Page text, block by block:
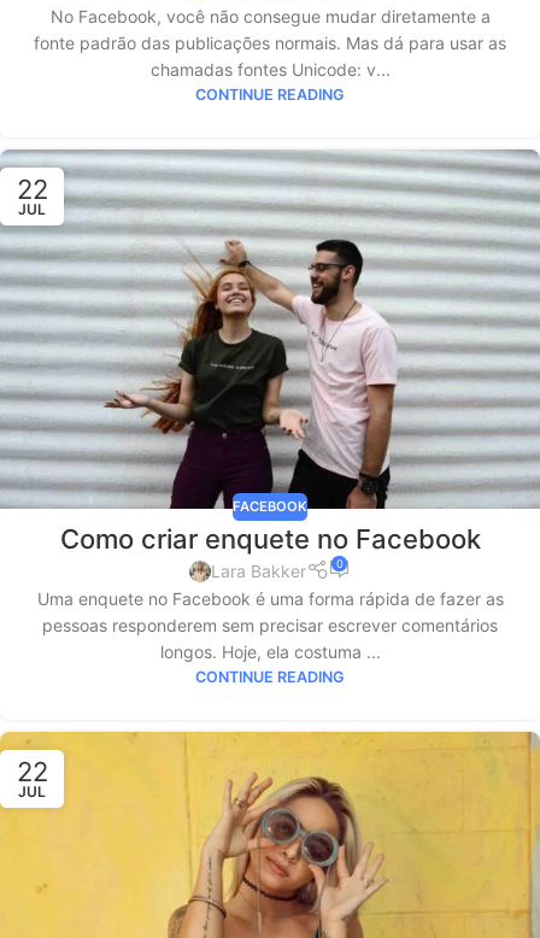
No Facebook, você não consegue mudar diretamente a
fonte padrão das publicações normais. Mas dá para usar as
chamadas fontes Unicode: v...
CONTINUE READING
22
JUL
FACEBOOK
Como criar enquete no Facebook
Lara Bakker 0
Uma enquete no Facebook é uma forma rápida de fazer as
pessoas responderem sem precisar escrever comentários
longos. Hoje, ela costuma ...
CONTINUE READING
22
JUL